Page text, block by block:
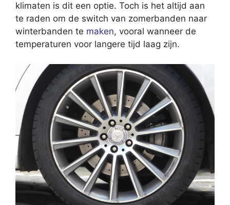
klimaten is dit een optie. Toch is het altijd aan
te raden om de switch van zomerbanden naar
winterbanden te maken, vooral wanneer de
temperaturen voor langere tijd laag zijn.